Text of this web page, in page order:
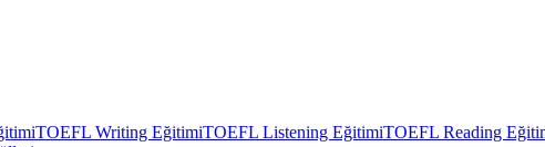
TOEFL Writing EğitimiTOEFL Listening EğitimiTOEFL Reading